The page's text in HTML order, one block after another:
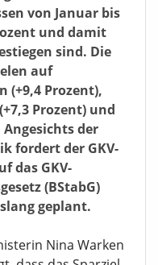
hat
dass die
von Januar bis
und damit
sind. Die
auf
Prozent),
Prozent) und
der
fordert der GKV-
das GKV-
geplant.